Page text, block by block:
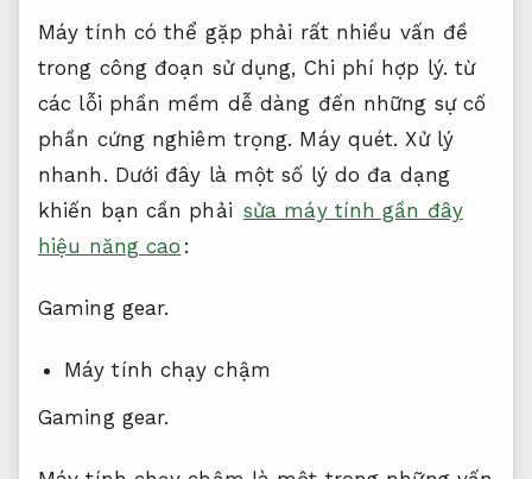
Máy tính có thể gặp phải rất nhiều vấn đề
trong công đoạn sử dụng, Chi phí hợp lý. từ
các lỗi phần mềm dễ dàng đến những sự cố
phần cứng nghiêm trọng. Máy quét. Xử lý
nhanh. Dưới đây là một số lý do đa dạng
khiến bạn cần phải sửa máy tính gần đây
hiệu năng cao :
Gaming gear.
Máy tính chạy chậm
Gaming gear.